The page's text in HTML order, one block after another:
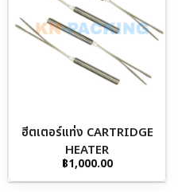
ฮีตเตอร์แท่ง CARTRIDGE
HEATER
฿1,000.00